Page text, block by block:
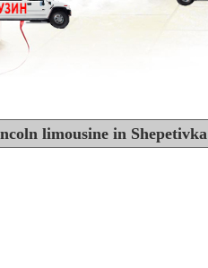
limousine in Shepetivka